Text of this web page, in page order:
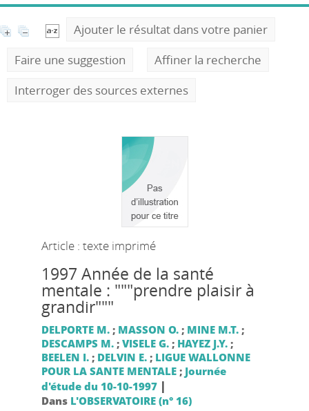
Ajouter le résultat dans votre panier
Faire une suggestion
Affiner la recherche
Interroger des sources externes
Article : texte imprimé
1997 Année de la santé
mentale : """prendre plaisir à
grandir"""
DELPORTE M.; MASSON O.; MINE M.T.;
DESCAMPS M.; VISELE G.; HAYEZ J.Y.;
BEELEN I.; DELVIN E.; LIGUE WALLONNE
POUR LA SANTE MENTALE; Journée
d'étude du 10-10-1997 |
Dans L'OBSERVATOIRE (n° 16)